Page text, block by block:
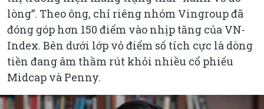
lòng”. Theo ông, chỉ riêng nhóm Vingroup đã
đóng góp hơn 150 điểm vào nhịp tăng của VN-
Index. Bên dưới lớp vỏ điểm số tích cực là dòng
tiền đang âm thầm rút khỏi nhiều cổ phiếu
Midcap và Penny.